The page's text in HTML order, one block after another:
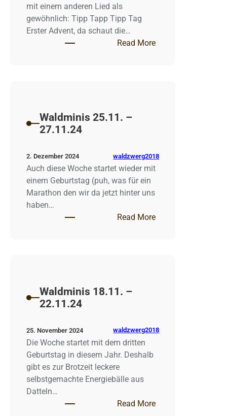
mit einem anderen Lied als
gewöhnlich: Tipp Tapp Tipp Tag
Erster Advent, da schaut die…
Read More: Waldminis 2.12. –
Waldminis 25.11. –
27.11.24
2. Dezember 2024 waldzwerg2018
Auch diese Woche startet wieder mit
einem Geburtstag (puh, was für ein
Marathon den wir da jetzt hinter uns
haben…
Read More: Waldminis 25.11.
Waldminis 18.11. –
22.11.24
25. November 2024 waldzwerg2018
Die Woche startet mit dem dritten
Geburtstag in diesem Jahr. Deshalb
gibt es zur Brotzeit leckere
selbstgemachte Energiebälle aus
Datteln…
Read More: Waldminis 18.11.